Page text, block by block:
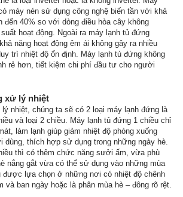
máy nén sử dụng công nghệ biến tần với khả
đến 40% so với dòng điều hòa cây không
hoạt động. Ngoài ra máy lạnh tủ đứng
năng hoạt động êm ái không gây ra nhiều
trì nhiệt độ ổn định. Máy lạnh tủ đứng không
rẻ hơn, tiết kiệm chi phí đầu tư cho người
xử lý nhiệt
nhiệt, chúng ta sẽ có 2 loại máy lạnh đứng là
và loại 2 chiều. Máy lạnh tủ đứng 1 chiều chỉ
làm lạnh giúp giảm nhiệt độ phòng xuống
dùng, thích hợp sử dụng trong những ngày hè.
thì có thêm chức năng sưởi ấm, vừa phù
nắng gắt vừa có thể sử dụng vào những mùa
được lựa chọn ở những nơi có nhiệt độ chênh
và ban ngày hoặc là phân mùa hè – đông rõ rệt.